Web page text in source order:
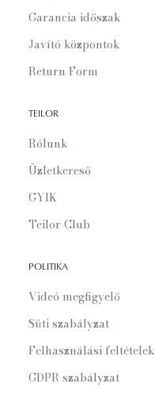
Garancia időszak
Javító központok
Return Form
TEILOR
Rólunk
Üzletkereső
GYIK
Teilor Club
POLITIKA
Videó megfigyelő
Süti szabályzat
Felhasználási feltételek
GDPR szabályzat